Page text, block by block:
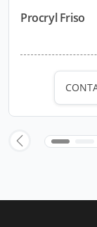
Procryl Friso